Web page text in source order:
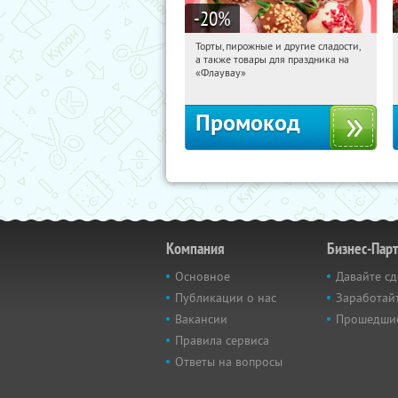
-20%
10:21:43 Получили:
Россия
Торты, пирожные и другие сладости,
а также товары для праздника на
«Флаувау»
Промокод
Компания
Основное
Публикации о нас
Вакансии
Правила сервиса
Ответы на вопросы
Бизнес-
Давайте